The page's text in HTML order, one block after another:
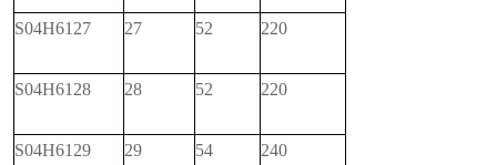
S04H6127 27 52 220
S04H6128 28 52 220
S04H6129 29 54 240